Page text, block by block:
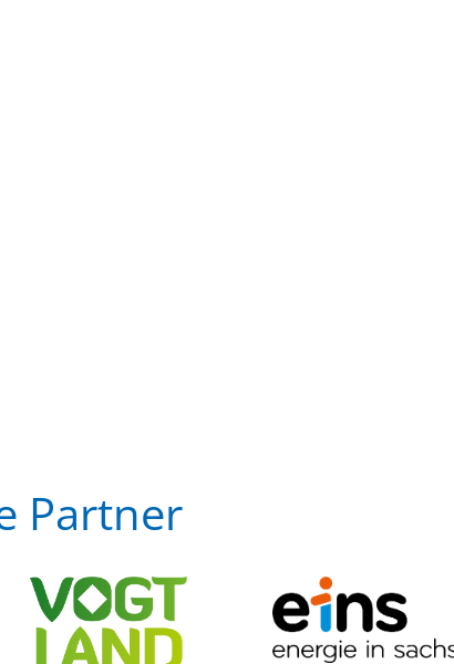
Partner